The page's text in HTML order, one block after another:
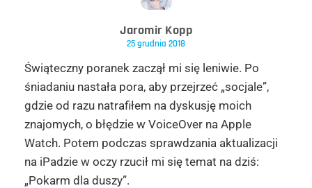
Jaromir Kopp
25 grudnia 2018
Świąteczny poranek zaczął mi się leniwie. Po
śniadaniu nastała pora, aby przejrzeć „socjale”,
gdzie od razu natrafiłem na dyskusję moich
znajomych, o błędzie w VoiceOver na Apple
Watch. Potem podczas sprawdzania aktualizacji
na iPadzie w oczy rzucił mi się temat na dziś:
„Pokarm dla duszy”.